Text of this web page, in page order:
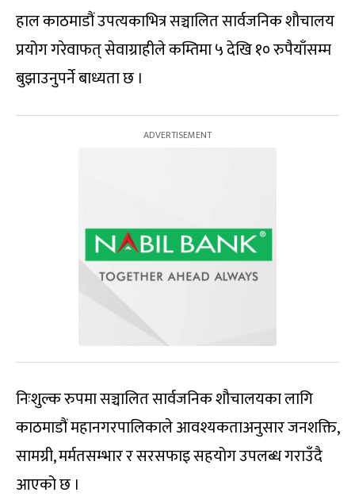
हाल काठमाडौं उपत्यकाभित्र सञ्चालित सार्वजनिक शौचालय
प्रयोग गरेवाफत् सेवाग्राहीले कम्तिमा ५ देखि १० रुपैयाँसम्म
बुझाउनुपर्ने बाध्यता छ ।
निःशुल्क रुपमा सञ्चालित सार्वजनिक शौचालयका लागि
काठमाडौं महानगरपालिकाले आवश्यकताअनुसार जनशक्ति,
सामग्री, मर्मतसम्भार र सरसफाइ सहयोग उपलब्ध गराउँदै
आएको छ ।